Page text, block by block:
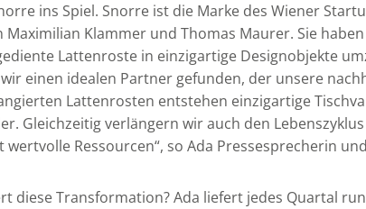
ins Spiel. Snorre ist die Marke des Wiener
Maximilian Klammer und Thomas Maurer. Sie
Lattenroste in einzigartige Designobjekte
einen idealen Partner gefunden, der unsere
Lattenrosten entstehen einzigartige
Gleichzeitig verlängern wir auch den
Ressourcen“, so Ada Pressesprecherin
diese Transformation? Ada liefert jedes Quartal